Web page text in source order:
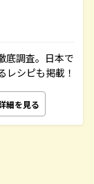
底調査。日本で
レシピも掲載！
細を見る